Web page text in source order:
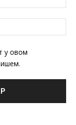
у овом